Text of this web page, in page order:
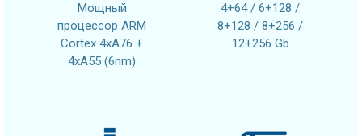
Мощный
процессор ARM
Cortex 4xA76 +
4xA55 (6nm)
4+64 / 6+128 /
8+128 / 8+256 /
12+256 Gb